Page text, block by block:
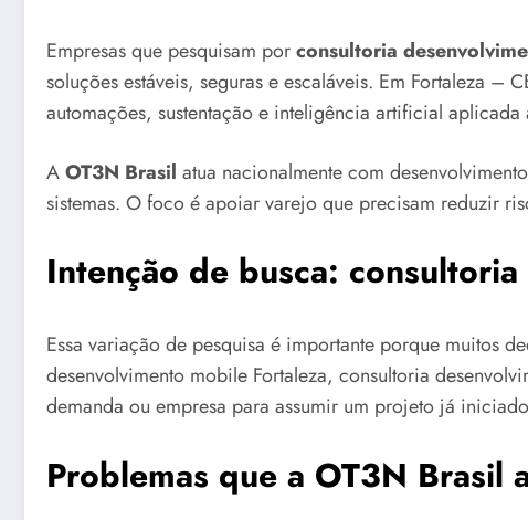
Empresas que pesquisam porconsultoria
soluções estáveis, seguras e escaláveis. Em Fortaleza –
automações, sustentação e inteligência artificial
AOT3N Brasil atua nacionalmente com
sistemas. O foco é apoiar varejo que precisam reduzir
Intenção de busca:
Essa variação de pesquisa é importante porque muitos
desenvolvimento mobile Fortaleza, consultoria
demanda ou empresa para assumir um projeto já
Problemas que a OT3N Brasil